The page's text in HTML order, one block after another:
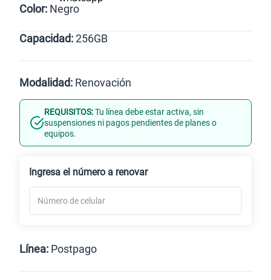
Color: Negro
Capacidad:256GB
256GB
Modalidad: Renovación
Línea Nueva Portabilidad
REQUISITOS:Tu línea debe estar activa, sin
suspensiones ni pagos pendientes de planes o
equipos.
Ingresa el número a renovar
Línea: Postpago